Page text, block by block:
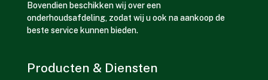
Bovendien beschikken wij over een
onderhoudsafdeling, zodat wij u ook na aankoop de
beste service kunnen bieden.
Producten & Diensten